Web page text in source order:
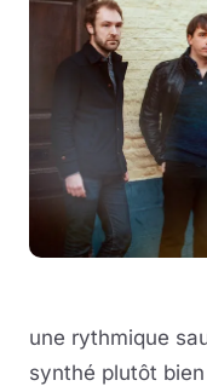
une rythmique
synthé plutôt